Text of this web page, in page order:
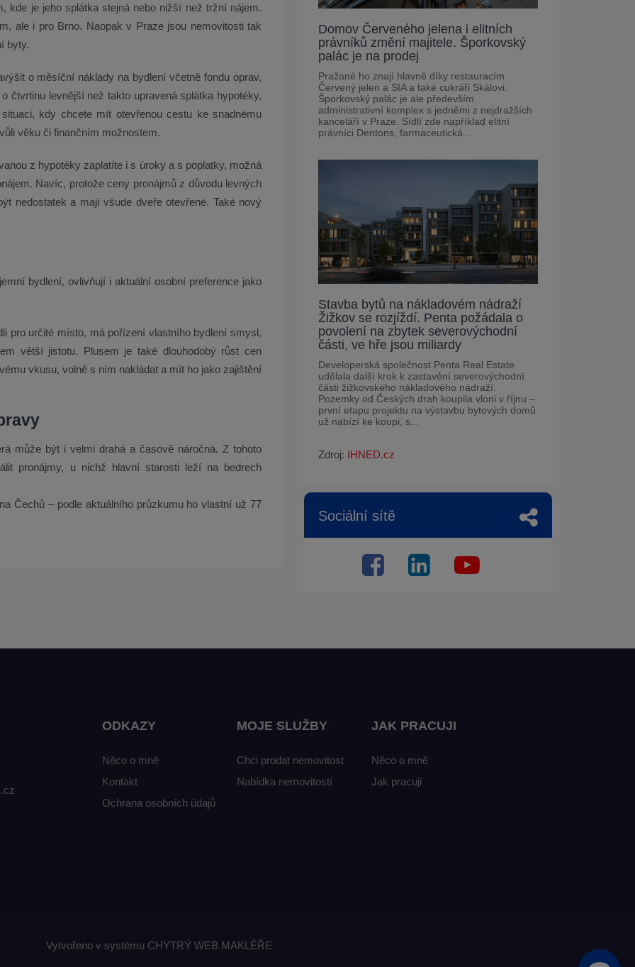
kde je jeho splátka stejná nebo nižší než tržní nájem.
ale i pro Brno. Naopak v Praze jsou nemovitosti tak
byty.
o měsíční náklady na bydlení včetně fondu oprav,
čtvrtinu levnější než takto upravená splátka hypotéky,
kdy chcete mít otevřenou cestu ke snadnému
věku či finančním možnostem.
z hypotéky zaplatíte i s úroky a s poplatky, možná
Navíc, protože ceny pronájmů z důvodu levných
nedostatek a mají všude dveře otevřené. Také nový
bydlení, ovlivňují i aktuální osobní preference jako
pro určité místo, má pořízení vlastního bydlení smysl,
větší jistotu. Plusem je také dlouhodobý růst cen
vkusu, volně s ním nakládat a mít ho jako zajištění
může být i velmi drahá a časově náročná. Z tohoto
pronájmy, u nichž hlavní starosti leží na bedrech
Čechů – podle aktuálního průzkumu ho vlastní už 77
Domov Červeného jelena i elitních
právníků změní majitele. Šporkovský
palác je na prodej
Pražané ho znají hlavně díky restauracím
Červený jelen a SIA a také cukráři Skálovi.
Šporkovský palác je ale především
administrativní komplex s jedněmi z nejdražších
kanceláří v Praze. Sídlí zde například elitní
právníci Dentons, farmaceutická...
Stavba bytů na nákladovém nádraží
Žižkov se rozjíždí. Penta požádala o
povolení na zbytek severovýchodní
části, ve hře jsou miliardy
Developerská společnost Penta Real Estate
udělala další krok k zastavění severovýchodní
části žižkovského nákladového nádraží.
Pozemky od Českých drah koupila vloni v říjnu –
první etapu projektu na výstavbu bytových domů
už nabízí ke koupi, s...
Zdroj: IHNED.cz
Sociální sítě
ODKAZY
Něco o mně
Kontakt
Ochrana osobních údajů
MOJE SLUŽBY
Chci prodat nemovitost
Nabídka nemovitostí
JAK PRACUJI
Něco o mně
Jak pracuji
Vytvořeno v systému CHYTRÝ WEB MAKLÉŘE